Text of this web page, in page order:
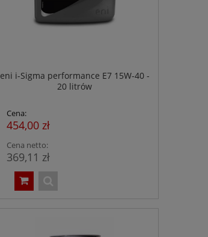
eni i-Sigma performance E7 15W-40 -
20 litrów
Cena:
454,00 zł
Cena netto:
369,11 zł